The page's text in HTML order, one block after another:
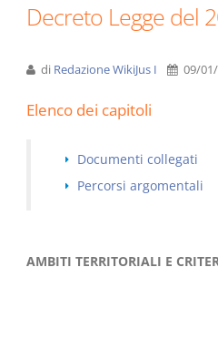
Decreto Legge del
di Redazione WikiJus I 09/
Elenco dei capitoli
Documenti collegati
Percorsi argomentali
AMBITI TERRITORIALI E